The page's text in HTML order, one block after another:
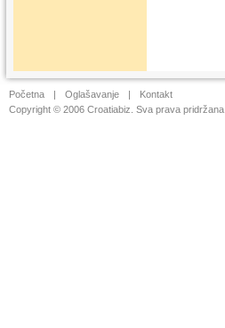
Početna | Oglašavanje |
Kontakt
Copyright © 2006 Croatiabiz. Sva prava pridržana.